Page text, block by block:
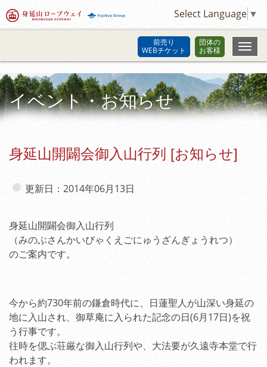
Select Language ▼
前売り
WEBチケット
団体の
お客様
イベント・お知らせ
身延山開闢会御入山行列 [お知らせ]
更新日：2014年06月13日
身延山開闢会御入山行列
（みのぶさんかいびゃくえごにゅうざんぎょうれつ）
のご案内です。
今から約730年前の鎌倉時代に、日蓮聖人が山深い身延の
地に入山され、御草庵に入られた記念の日(6月17日)を祝
う行事です。
往時を偲ぶ荘厳な御入山行列や、大法要が久遠寺本堂で行
われます。